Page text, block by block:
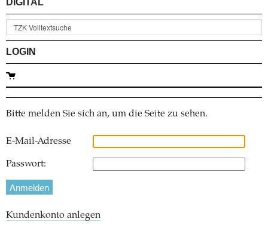
LOGIN
Bitte melden Sie sich an, um die Seite zu sehen.
E-Mail-Adresse
Passwort:
Kundenkonto anlegen